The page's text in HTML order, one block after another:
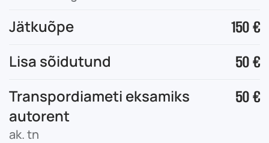
Jätkuõpe 150 €
Lisa sõidutund 50 €
Transpordiameti eksamiks
autorent
ak. tn
50 €